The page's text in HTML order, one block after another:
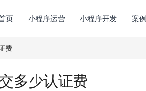
页 小程序运营 小程序开发 案
费
多少认证费